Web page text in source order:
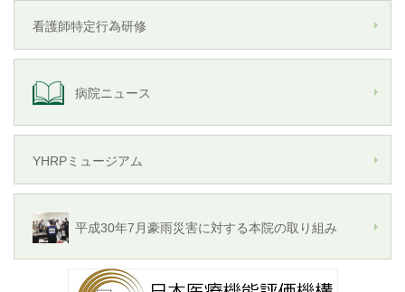
看護師特定行為研修
病院ニュース
YHRPミュージアム
平成30年7月豪雨災害に対する本院の取り組み